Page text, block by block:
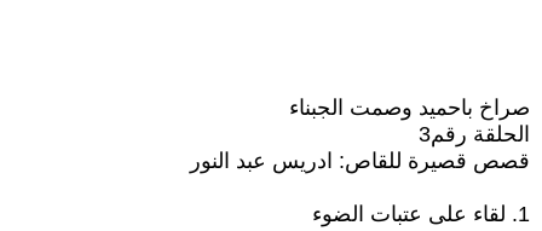
صراخ باحميد وصمت الجبناء
الحلقة رقم3
قصص قصيرة للقاص: ادريس عبد النور
1. لقاء على عتبات الضوء